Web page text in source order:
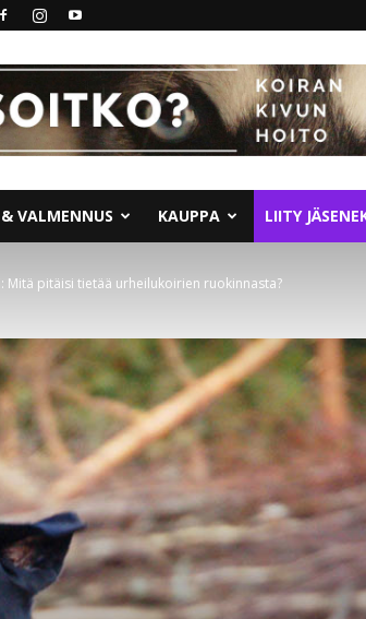
VALMENNUS KAUPPA LIITY
Mitä pitäisi tietää urheilukoirien ruokinnasta?